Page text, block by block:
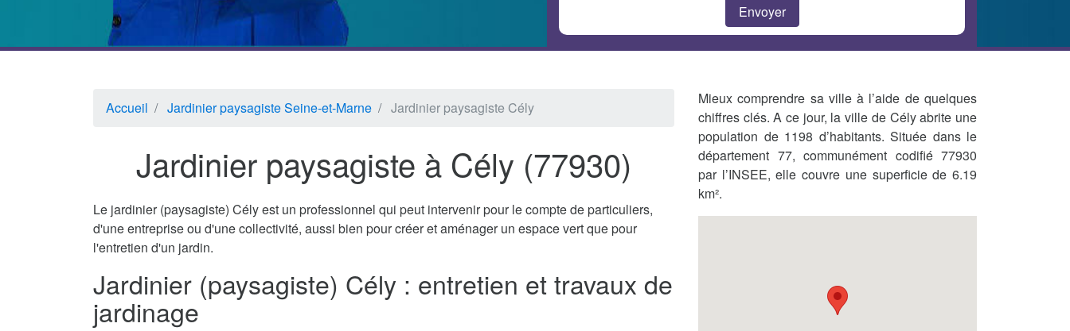
Accueil Jardinier paysagiste Seine-et-Marne Jardinier paysagiste Cély
Jardinier paysagiste à Cély (77930)
Le jardinier (paysagiste) Cély est un professionnel qui peut intervenir pour le compte de particuliers,
d'une entreprise ou d'une collectivité, aussi bien pour créer et aménager un espace vert que pour
l'entretien d'un jardin.
Jardinier (paysagiste) Cély : entretien et travaux de
jardinage
Mieux comprendre sa ville à l’aide de quelques
chiffres clés. A ce jour, la ville de Cély abrite une
population de 1198 d’habitants. Située dans le
département 77, communément codifié 77930
par l’INSEE, elle couvre une superficie de 6.19
km².